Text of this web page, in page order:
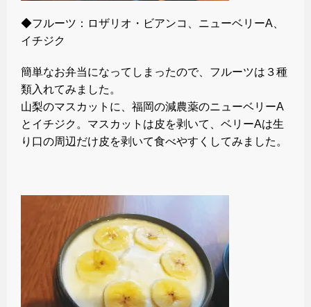
◆フルーツ：ロザリオ・ビアンコ、ニューベリーA、
イチジク
簡単なお弁当になってしまったので、フルーツは３種
類入れてみました。
山梨のマスカットに、福岡の減農薬のニューベリーA
とイチジク。マスカットは皮を剥いて、ベリーAは生
り口の周辺だけ皮を剥いて食べやすくしてみました。